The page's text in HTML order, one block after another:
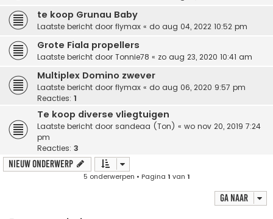
te koop Grunau Baby
Laatste bericht door flymax « do aug 04, 2022 10:52 pm
Grote Fiala propellers
Laatste bericht door Tonnie78 « zo aug 23, 2020 10:41 am
Multiplex Domino zwever
Laatste bericht door flymax « do aug 06, 2020 9:57 pm
Reacties: 1
Te koop diverse vliegtuigen
Laatste bericht door sandeaa (Ton) « wo nov 20, 2019 7:24
pm
Reacties: 3
Nieuw onderwerp
5 onderwerpen • Pagina 1 van 1
Ga naar